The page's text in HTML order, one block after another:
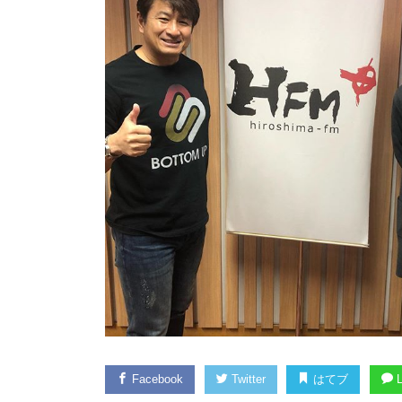
Facebook Twitter はてブ